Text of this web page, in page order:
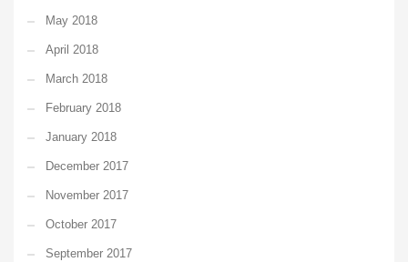
May 2018
April 2018
March 2018
February 2018
January 2018
December 2017
November 2017
October 2017
September 2017